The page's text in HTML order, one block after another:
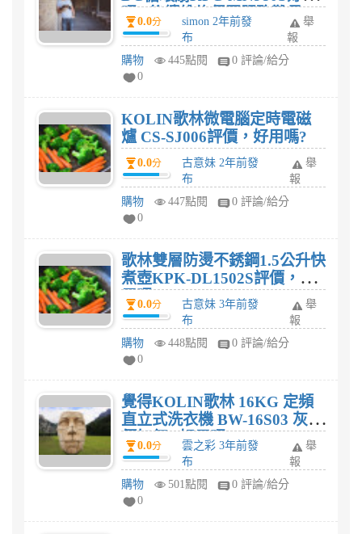
嗎? 後續維修保固服務難易
度?
0.0分
simon 2年前發
布
舉
報
購物
445點閱
0 評論/給分
0
KOLIN歌林微電腦定時電磁
爐 CS-SJ006評價，好用嗎?
0.0分
古意妹 2年前發
布
舉
報
購物
447點閱
0 評論/給分
0
歌林雙層防燙不銹鋼1.5公升快
煮壺KPK-DL1502S評價，好
用嗎?
0.0分
古意妹 3年前發
布
舉
報
購物
448點閱
0 評論/給分
0
覺得KOLIN歌林 16KG 定頻
直立式洗衣機 BW-16S03 灰評
價如何? 好用嗎?
0.0分
雲之彩 3年前發
布
舉
報
購物
501點閱
0 評論/給分
0